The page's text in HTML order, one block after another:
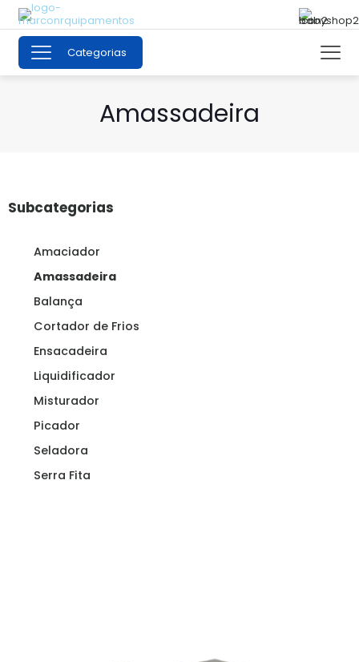
Categorias
Amassadeira
Subcategorias
Amaciador
Amassadeira
Balança
Cortador de Frios
Ensacadeira
Liquidificador
Misturador
Picador
Seladora
Serra Fita